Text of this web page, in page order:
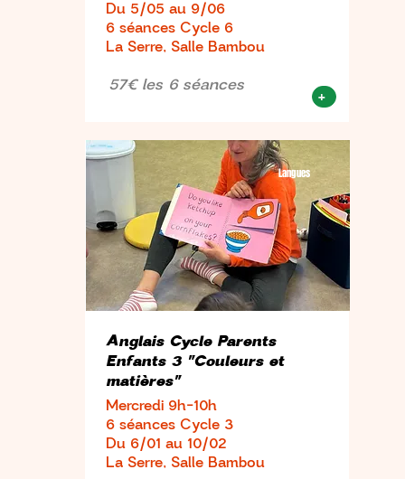
Du 5/05 au 9/06
6 séances Cycle 6
La Serre, Salle Bambou
57€ les 6 séances +
Langues
Anglais Cycle Parents
Enfants 3 "Couleurs et
matières"
Mercredi 9h-10h
6 séances Cycle 3
Du 6/01 au 10/02
La Serre, Salle Bambou